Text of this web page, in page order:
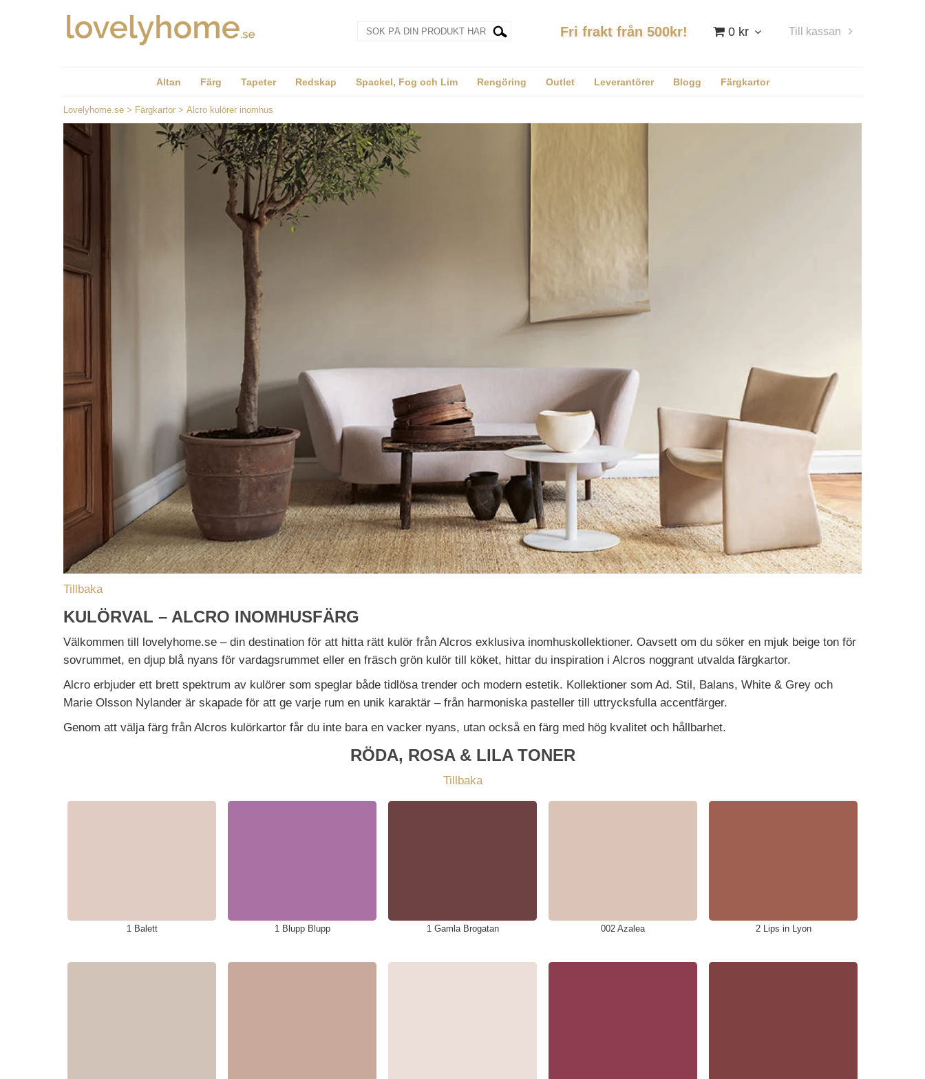
0 kr Till kassan
Fri frakt från 500kr!
Altan Färg Tapeter Redskap Spackel, Fog och Lim Rengöring Outlet Leverantörer Blogg Färgkartor
Lovelyhome.se > Färgkartor > Alcro kulörer inomhus
Tillbaka
KULÖRVAL – ALCRO INOMHUSFÄRG
Välkommen till lovelyhome.se – din destination för att hitta rätt kulör från Alcros exklusiva inomhuskollektioner. Oavsett om du söker en mjuk beige ton för
sovrummet, en djup blå nyans för vardagsrummet eller en fräsch grön kulör till köket, hittar du inspiration i Alcros noggrant utvalda färgkartor.
Alcro erbjuder ett brett spektrum av kulörer som speglar både tidlösa trender och modern estetik. Kollektioner som Ad. Stil, Balans, White & Grey och
Marie Olsson Nylander är skapade för att ge varje rum en unik karaktär – från harmoniska pasteller till uttrycksfulla accentfärger.
Genom att välja färg från Alcros kulörkartor får du inte bara en vacker nyans, utan också en färg med hög kvalitet och hållbarhet.
RÖDA, ROSA & LILA TONER
Tillbaka
1 Balett 1 Blupp Blupp 1 Gamla Brogatan 002 Azalea 2 Lips in Lyon